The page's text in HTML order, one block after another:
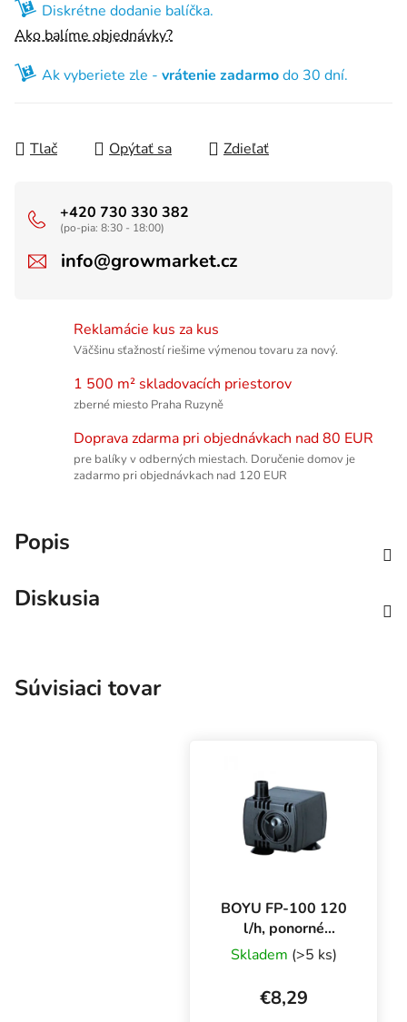
Diskrétne dodanie balíčka.
Ako balíme objednávky?
Ak vyberiete zle - vrátenie zadarmodo 30 dní.
Tlač Opýtať sa Zdieľať
+420 730 330 382
(po-pia: 8:30 - 18:00)
info@growmarket.cz
Reklamácie kus za kus
Väčšinu sťažností riešime výmenou tovaru za nový.
1 500 m² skladovacích priestorov
zberné miesto Praha Ruzyně
Doprava zdarma pri objednávkach nad 80 EUR
pre balíky v odberných miestach. Doručenie domov je
zadarmo pri objednávkach nad 120 EUR
Popis
Diskusia
Súvisiaci tovar
BOYU FP-100 120
l/h, ponorné
čerpadlo
Skladem (>5 ks)
€8,29